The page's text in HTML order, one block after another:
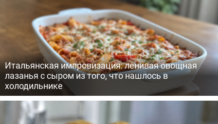
Итальянская импровизация: ленивая овощная
лазанья с сыром из того, что нашлось в
холодильнике